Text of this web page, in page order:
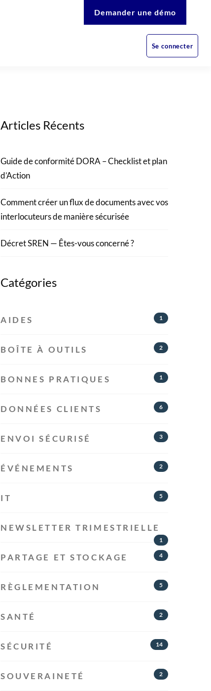
Demander une démo
Se connecter
Articles Récents
Guide de conformité DORA – Checklist et plan
d’Action
Comment créer un flux de documents avec vos
interlocuteurs de manière sécurisée
Décret SREN — Êtes-vous concerné ?
Catégories
AIDES 1
BOÎTE À OUTILS 2
BONNES PRATIQUES 1
DONNÉES CLIENTS 6
ENVOI SÉCURISÉ 3
ÉVÉNEMENTS 2
IT 5
NEWSLETTER TRIMESTRIELLE
1
PARTAGE ET STOCKAGE 4
RÈGLEMENTATION 5
SANTÉ 2
SÉCURITÉ 14
SOUVERAINETÉ 2